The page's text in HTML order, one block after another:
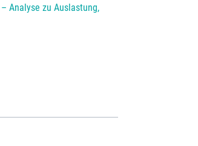
Analyse zu Auslastung,